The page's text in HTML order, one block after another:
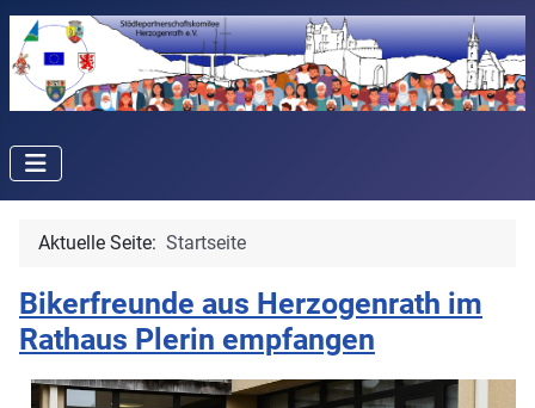
Aktuelle Seite: Startseite
Bikerfreunde aus Herzogenrath im
Rathaus Plerin empfangen